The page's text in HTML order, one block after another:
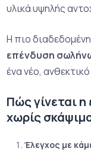
υλικά υψηλής
Η πιο διαδεδομένη
επένδυση
ένα νέο,
Πώς γίνεται
χωρίς
Έλεγχος με